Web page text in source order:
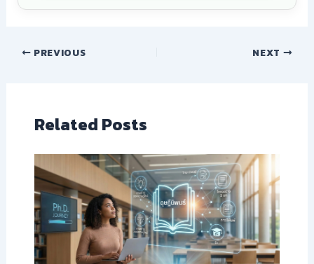
PREVIOUS NEXT
Related Posts